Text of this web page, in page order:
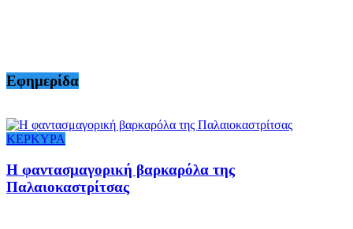
Εφημερίδα
ΚΕΡΚΥΡΑ
Η φαντασμαγορική βαρκαρόλα της
Παλαιοκαστρίτσας